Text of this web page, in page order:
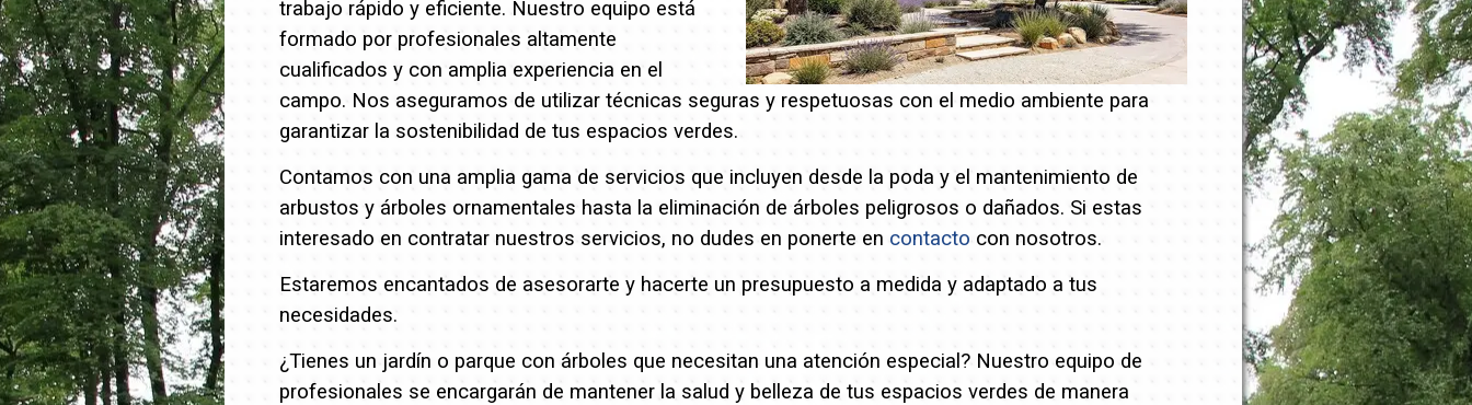
trabajo rápido y eficiente. Nuestro equipo está
formado por profesionales altamente
cualificados y con amplia experiencia en el
campo. Nos aseguramos de utilizar técnicas seguras y respetuosas con el medio ambiente para
garantizar la sostenibilidad de tus espacios verdes.
Contamos con una amplia gama de servicios que incluyen desde la poda y el mantenimiento de
arbustos y árboles ornamentales hasta la eliminación de árboles peligrosos o dañados. Si estas
interesado en contratar nuestros servicios, no dudes en ponerte en contacto con nosotros.
Estaremos encantados de asesorarte y hacerte un presupuesto a medida y adaptado a tus
necesidades.
¿Tienes un jardín o parque con árboles que necesitan una atención especial? Nuestro equipo de
profesionales se encargarán de mantener la salud y belleza de tus espacios verdes de manera